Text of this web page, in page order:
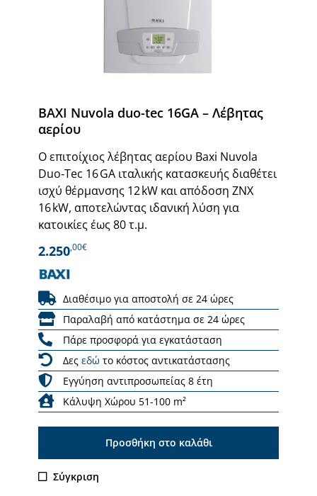
BAXI Nuvola duo-tec 16GA – Λέβητας
αερίου
Ο επιτοίχιος λέβητας αερίου Baxi Nuvola
Duo‑Tec 16 GA ιταλικής κατασκευής διαθέτει
ισχύ θέρμανσης 12 kW και απόδοση ΖΝΧ
16 kW, αποτελώντας ιδανική λύση για
κατοικίες έως 80 τ.μ.
2.250,00€
Διαθέσιμο για αποστολή σε 24 ώρες
Παραλαβή από κατάστημα σε 24 ώρες
Πάρε προσφορά για εγκατάσταση
Δες εδώ το κόστος αντικατάστασης
Εγγύηση αντιπροσωπείας 8 έτη
Κάλυψη Χώρου 51-100 m²
Προσθήκη στο καλάθι
Σύγκριση